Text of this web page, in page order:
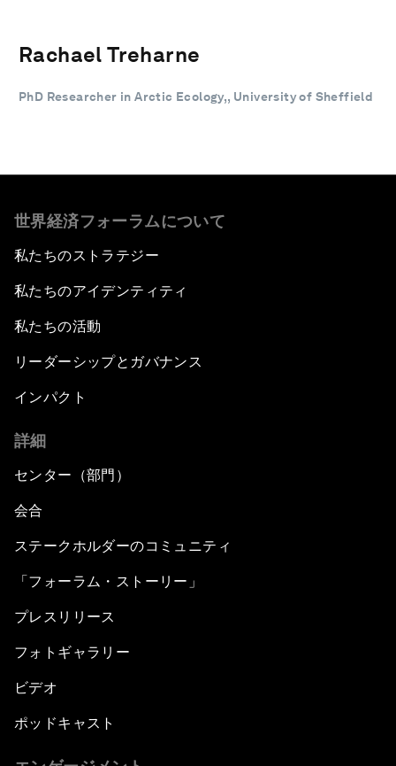
Rachael Treharne
PhD Researcher in Arctic Ecology,, University of Sheffield
世界経済フォーラムについて
私たちのストラテジー
私たちのアイデンティティ
私たちの活動
リーダーシップとガバナンス
インパクト
詳細
センター（部門）
会合
ステークホルダーのコミュニティ
「フォーラム・ストーリー」
プレスリリース
フォトギャラリー
ビデオ
ポッドキャスト